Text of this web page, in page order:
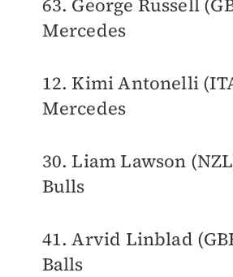
63. George Russell
Mercedes
12. Kimi Antonelli
Mercedes
30. Liam Lawson
Bulls
41. Arvid Linblad
Balls